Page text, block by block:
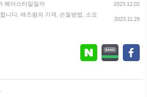
헤어스타일일까 2023.12.02
니다. 애즈펌의 가격, 손질방법, 소요
2023.11.29